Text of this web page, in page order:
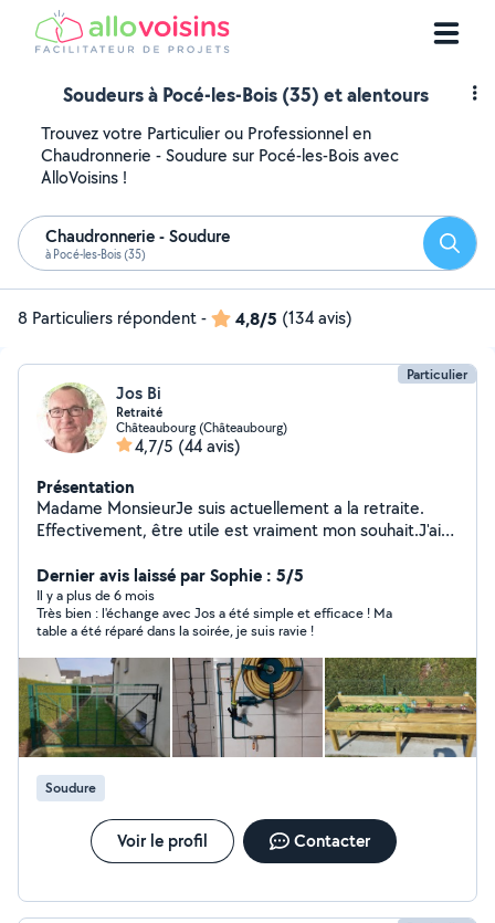
Soudeurs à Pocé-les-Bois (35) et alentours
Trouvez votre Particulier ou Professionnel en
Chaudronnerie - Soudure sur Pocé-les-Bois avec
AlloVoisins !
Chaudronnerie - Soudure
à Pocé-les-Bois (35)
8 Particuliers répondent- 4,8/5 (134 avis)
Particulier
Jos Bi
Retraité
Châteaubourg (Châteaubourg)
4,7/5 (44 avis)
Présentation
Madame MonsieurJe suis actuellement a la retraite.
Effectivement, être utile est vraiment mon souhait.J'ai
plomberie chauffage dépannage .....? Je suis titulaire
d'un permis B et remorque.Cordialement
Dernier avis laissé par Sophie : 5/5
Il y a plus de 6 mois
Très bien : l'échange avec Jos a été simple et efficace ! Ma
table a été réparé dans la soirée, je suis ravie !
Soudure
Voir le profil Contacter